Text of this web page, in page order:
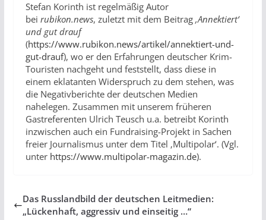
Stefan Korinth ist regelmäßig Autor
bei rubikon.news, zuletzt mit dem Beitrag ‚Annektiert‘
und gut drauf
(https://www.rubikon.news/artikel/annektiert-und-
gut-drauf), wo er den Erfahrungen deutscher Krim-
Touristen nachgeht und feststellt, dass diese in
einem eklatanten Widerspruch zu dem stehen, was
die Negativberichte der deutschen Medien
nahelegen. Zusammen mit unserem früheren
Gastreferenten Ulrich Teusch u.a. betreibt Korinth
inzwischen auch ein Fundraising-Projekt in Sachen
freier Journalismus unter dem Titel ‚Multipolar‘. (Vgl.
unter https://www.multipolar-magazin.de).
Das Russlandbild der deutschen Leitmedien:
„Lückenhaft, aggressiv und einseitig …“